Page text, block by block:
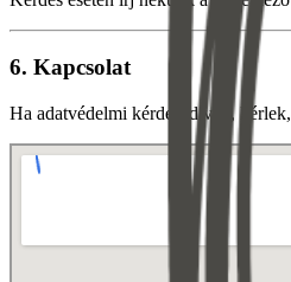
6. Kapcsolat
Ha adatvédelmi kérdésed van,